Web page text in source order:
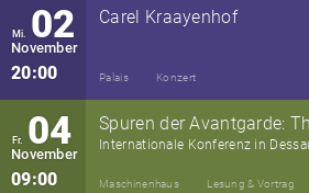
Mi. 02
November
20:00
Carel Kraayenhof
Palais Konzert
Fr. 04
November
09:00
Internationale Konferenz in
Maschinenhaus Lesung & Vortrag